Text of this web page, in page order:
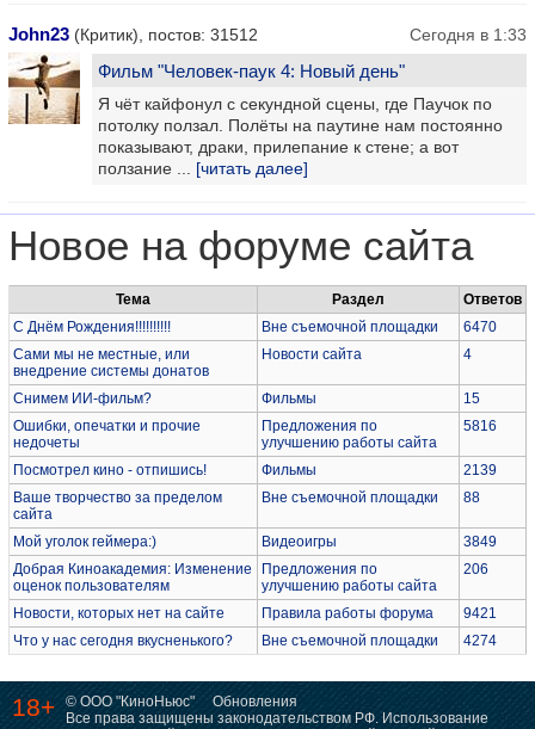
John23 (Критик), постов: 31512 Сегодня в 1:33
Фильм "Человек-паук 4: Новый день"
Я чёт кайфонул с секундной сцены, где Паучок по
потолку ползал. Полёты на паутине нам постоянно
показывают, драки, прилепание к стене; а вот
ползание ... [читать далее]
Новое на форуме сайта
Тема Раздел
Ответов
С Днём Рождения!!!!!!!!!!
Вне съемочной площадки
6470
Сами мы не местные, или
внедрение системы донатов
Новости сайта 4
Снимем ИИ-фильм? Фильмы
15
Ошибки, опечатки и прочие
недочеты
Предложения по
улучшению работы сайта
5816
Посмотрел кино - отпишись! Фильмы
2139
Ваше творчество за пределом
сайта
Вне съемочной площадки 88
Мой уголок геймера:) Видеоигры
3849
Добрая Киноакадемия: Изменение
оценок пользователям
Предложения по
улучшению работы сайта
206
Новости, которых нет на сайте Правила работы форума
9421
Что у нас сегодня вкусненького?
Вне съемочной площадки 4274
18+ © ООО "КиноНьюс"
Обновления
Все права защищены законодательством РФ. Использование